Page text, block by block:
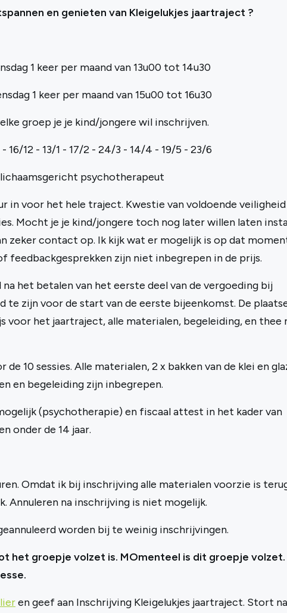
en genieten van Kleigelukjes jaartraject ?
1 keer per maand van 13u00 tot 14u30
1 keer per maand van 15u00 tot 16u30
groep je je kind/jongere wil inschrijven.
16/12 - 13/1 - 17/2 - 24/3 - 14/4 - 19/5 - 23/6
psychotherapeut
in voor het hele traject. Kwestie van voldoende
Mocht je je kind/jongere toch nog later willen laten
zeker contact op. Ik kijk wat er mogelijk is op dat
feedbackgesprekken zijn niet inbegrepen in de prijs.
het betalen van het eerste deel van de vergoeding bij
te zijn voor de start van de eerste bijeenkomst. De
voor het jaartraject, alle materialen, begeleiding, en thee
10 sessies. Alle materialen, 2 x bakken van de klei en
en begeleiding zijn inbegrepen.
(psychotherapie) en fiscaal attest in het kader van
onder de 14 jaar.
Omdat ik bij inschrijving alle materialen voorzie is
Annuleren na inschrijving is niet mogelijk.
worden bij te weinig inschrijvingen.
het groepje volzet is. MOmenteel is dit groepje
en geef aan Inschrijving Kleigelukjes jaartraject. Stort